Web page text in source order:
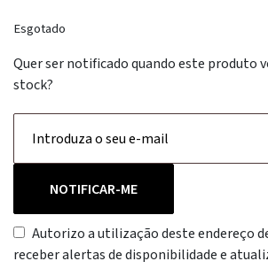
Esgotado
Quer ser notificado quando este produto
stock?
NOTIFICAR-ME
Autorizo a utilização deste endereço
receber alertas de disponibilidade e